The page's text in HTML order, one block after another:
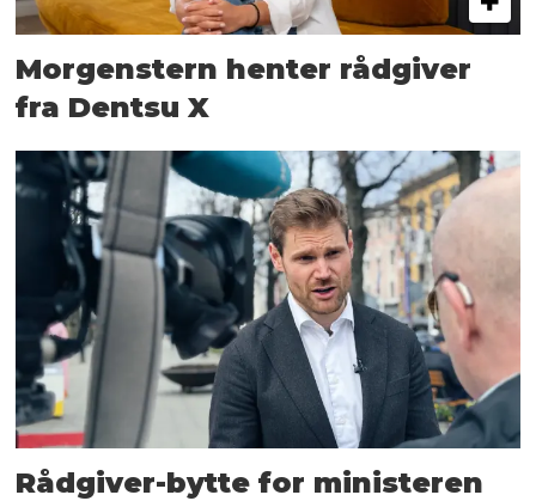
Morgenstern henter rådgiver
fra Dentsu X
Rådgiver-bytte for ministeren